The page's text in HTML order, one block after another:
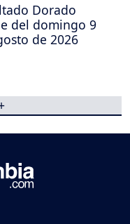
Dorado
del domingo 9
de 2026